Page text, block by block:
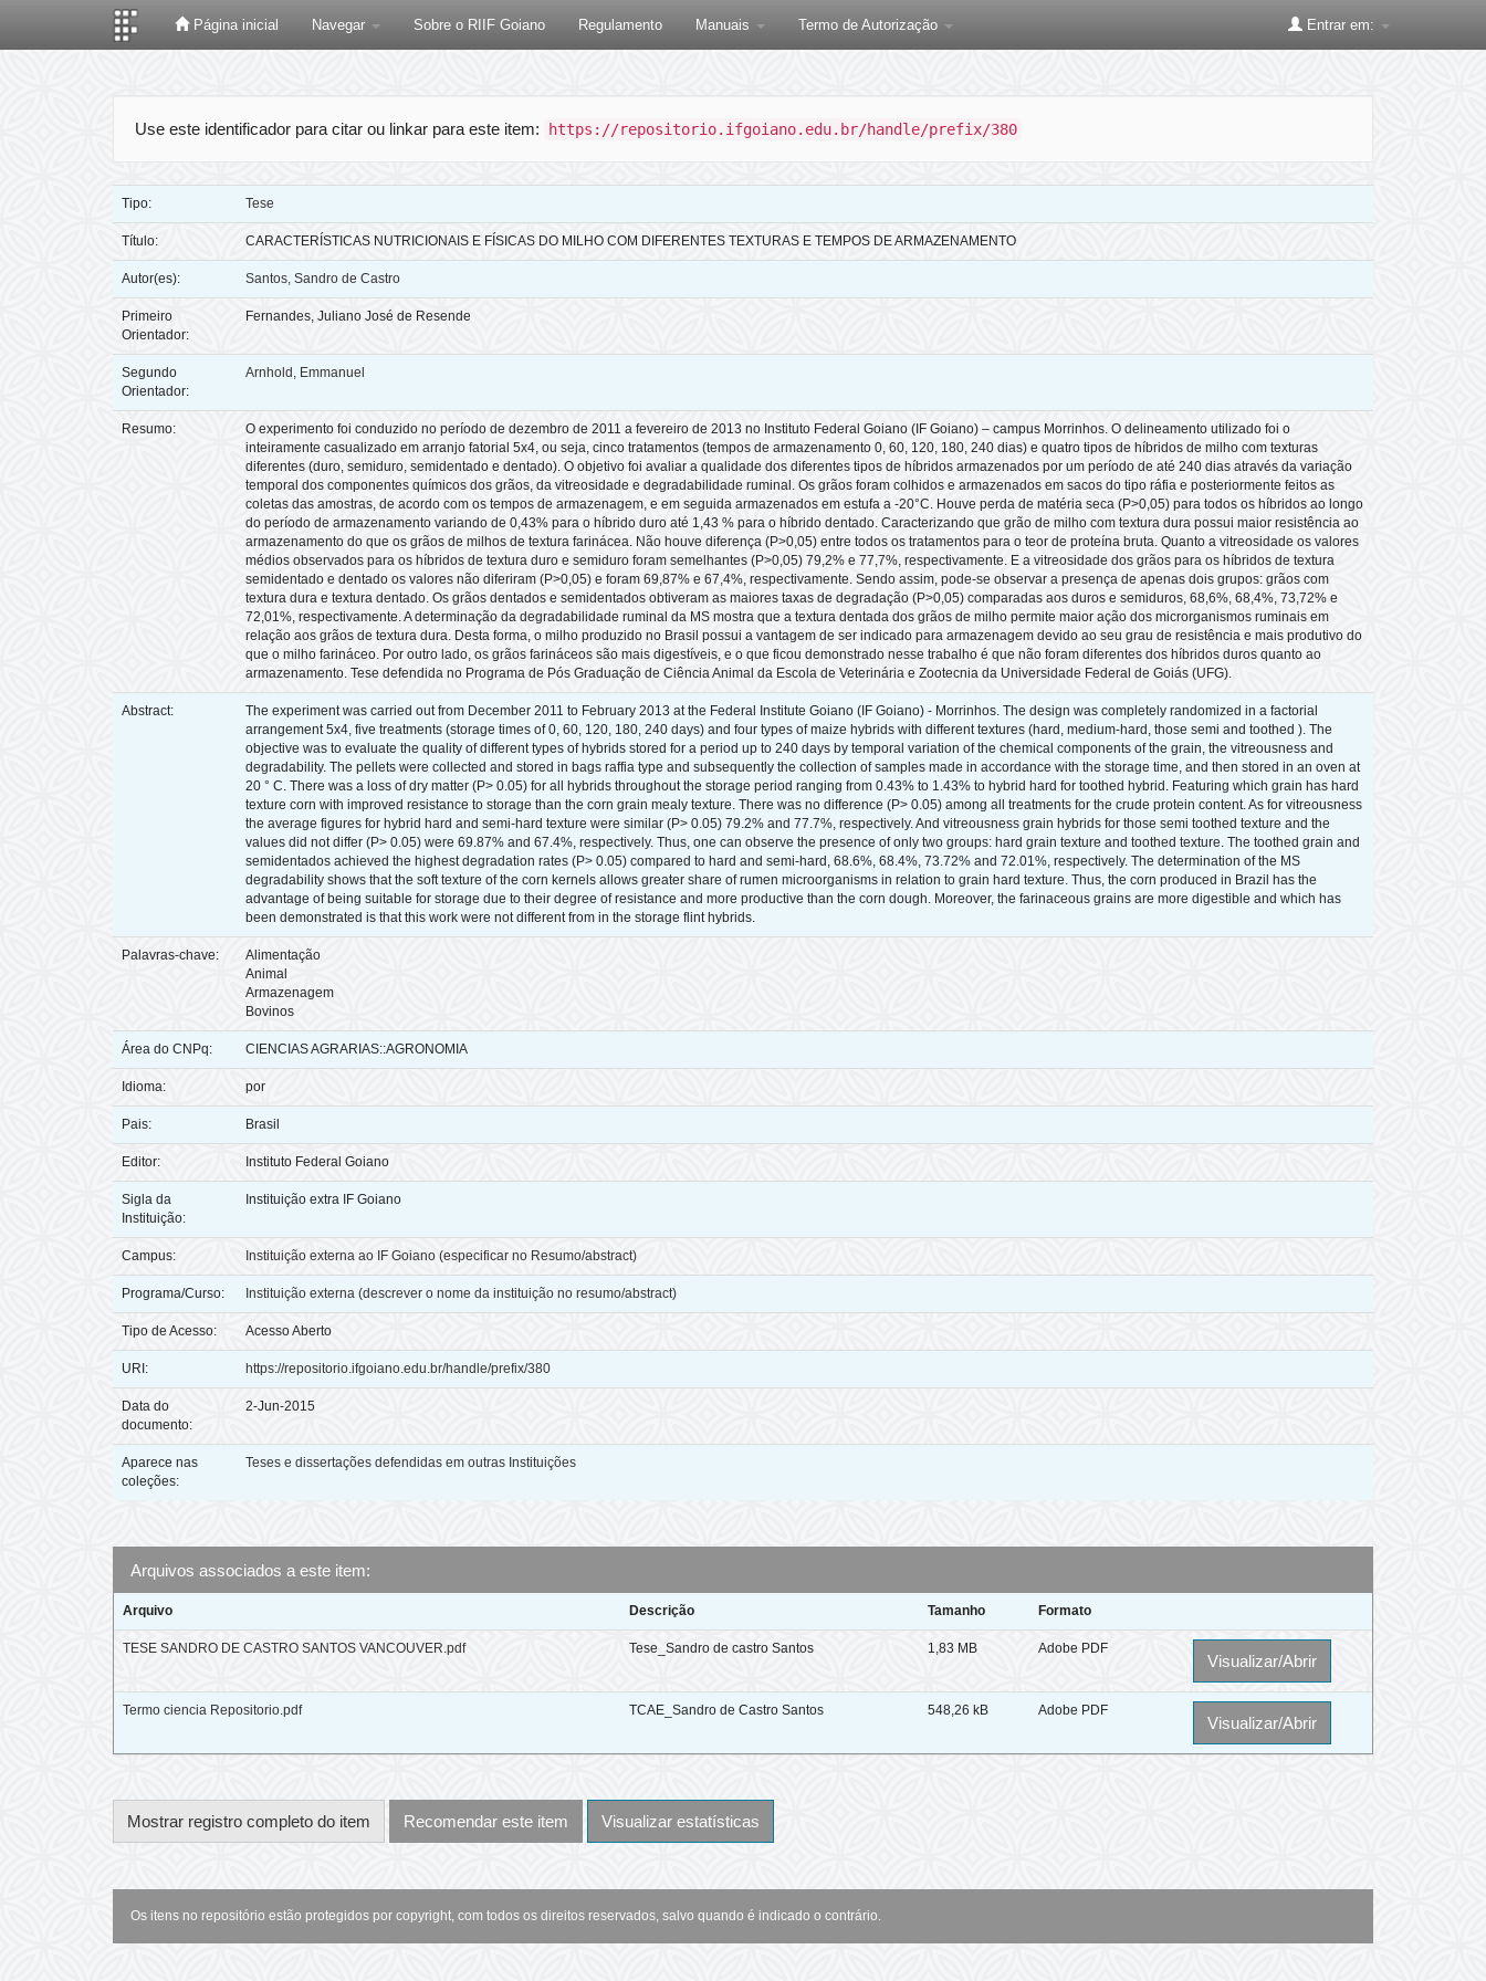
Página inicial Navegar Sobre o RIIF Goiano Regulamento Manuais Termo de Autorização Entrar em:
Use este identificador para citar ou linkar para este item: https://repositorio.ifgoiano.edu.br/handle/prefix/380
Tipo: Tese
Título: CARACTERÍSTICAS NUTRICIONAIS E FÍSICAS DO MILHO COM DIFERENTES TEXTURAS E TEMPOS DE ARMAZENAMENTO
Autor(es): Santos, Sandro de Castro
Primeiro
Orientador:
Fernandes, Juliano José de Resende
Segundo
Orientador:
Arnhold, Emmanuel
Resumo:
O experimento foi conduzido no período de dezembro de 2011 a fevereiro de 2013 no Instituto Federal Goiano (IF Goiano) – campus Morrinhos. O delineamento utilizado foi o
inteiramente casualizado em arranjo fatorial 5x4, ou seja, cinco tratamentos (tempos de armazenamento 0, 60, 120, 180, 240 dias) e quatro tipos de híbridos de milho com texturas
diferentes (duro, semiduro, semidentado e dentado). O objetivo foi avaliar a qualidade dos diferentes tipos de híbridos armazenados por um período de até 240 dias através da variação
temporal dos componentes químicos dos grãos, da vitreosidade e degradabilidade ruminal. Os grãos foram colhidos e armazenados em sacos do tipo ráfia e posteriormente feitos as
coletas das amostras, de acordo com os tempos de armazenagem, e em seguida armazenados em estufa a -20°C. Houve perda de matéria seca (P>0,05) para todos os híbridos ao longo
do período de armazenamento variando de 0,43% para o híbrido duro até 1,43 % para o híbrido dentado. Caracterizando que grão de milho com textura dura possui maior resistência ao
armazenamento do que os grãos de milhos de textura farinácea. Não houve diferença (P>0,05) entre todos os tratamentos para o teor de proteína bruta. Quanto a vitreosidade os valores
médios observados para os híbridos de textura duro e semiduro foram semelhantes (P>0,05) 79,2% e 77,7%, respectivamente. E a vitreosidade dos grãos para os híbridos de textura
semidentado e dentado os valores não diferiram (P>0,05) e foram 69,87% e 67,4%, respectivamente. Sendo assim, pode-se observar a presença de apenas dois grupos: grãos com
textura dura e textura dentado. Os grãos dentados e semidentados obtiveram as maiores taxas de degradação (P>0,05) comparadas aos duros e semiduros, 68,6%, 68,4%, 73,72% e
72,01%, respectivamente. A determinação da degradabilidade ruminal da MS mostra que a textura dentada dos grãos de milho permite maior ação dos microrganismos ruminais em
relação aos grãos de textura dura. Desta forma, o milho produzido no Brasil possui a vantagem de ser indicado para armazenagem devido ao seu grau de resistência e mais produtivo do
que o milho farináceo. Por outro lado, os grãos farináceos são mais digestíveis, e o que ficou demonstrado nesse trabalho é que não foram diferentes dos híbridos duros quanto ao
armazenamento. Tese defendida no Programa de Pós Graduação de Ciência Animal da Escola de Veterinária e Zootecnia da Universidade Federal de Goiás (UFG).
Abstract:
The experiment was carried out from December 2011 to February 2013 at the Federal Institute Goiano (IF Goiano) - Morrinhos. The design was completely randomized in a factorial
arrangement 5x4, five treatments (storage times of 0, 60, 120, 180, 240 days) and four types of maize hybrids with different textures (hard, medium-hard, those semi and toothed ). The
objective was to evaluate the quality of different types of hybrids stored for a period up to 240 days by temporal variation of the chemical components of the grain, the vitreousness and
degradability. The pellets were collected and stored in bags raffia type and subsequently the collection of samples made in accordance with the storage time, and then stored in an oven at
20 ° C. There was a loss of dry matter (P> 0.05) for all hybrids throughout the storage period ranging from 0.43% to 1.43% to hybrid hard for toothed hybrid. Featuring which grain has hard
texture corn with improved resistance to storage than the corn grain mealy texture. There was no difference (P> 0.05) among all treatments for the crude protein content. As for vitreousness
the average figures for hybrid hard and semi-hard texture were similar (P> 0.05) 79.2% and 77.7%, respectively. And vitreousness grain hybrids for those semi toothed texture and the
values did not differ (P> 0.05) were 69.87% and 67.4%, respectively. Thus, one can observe the presence of only two groups: hard grain texture and toothed texture. The toothed grain and
semidentados achieved the highest degradation rates (P> 0.05) compared to hard and semi-hard, 68.6%, 68.4%, 73.72% and 72.01%, respectively. The determination of the MS
degradability shows that the soft texture of the corn kernels allows greater share of rumen microorganisms in relation to grain hard texture. Thus, the corn produced in Brazil has the
advantage of being suitable for storage due to their degree of resistance and more productive than the corn dough. Moreover, the farinaceous grains are more digestible and which has
been demonstrated is that this work were not different from in the storage flint hybrids.
Palavras-chave:
Alimentação
Animal
Armazenagem
Bovinos
Área do CNPq: CIENCIAS AGRARIAS::AGRONOMIA
Idioma: por
Pais: Brasil
Editor: Instituto Federal Goiano
Sigla da
Instituição:
Instituição extra IF Goiano
Campus: Instituição externa ao IF Goiano (especificar no Resumo/abstract)
Programa/Curso: Instituição externa (descrever o nome da instituição no resumo/abstract)
Tipo de Acesso: Acesso Aberto
URI: https://repositorio.ifgoiano.edu.br/handle/prefix/380
Data do
documento:
2-Jun-2015
Aparece nas
coleções:
Teses e dissertações defendidas em outras Instituições
Arquivos associados a este item:
Arquivo Descrição Tamanho Formato
TESE SANDRO DE CASTRO SANTOS VANCOUVER.pdf Tese_Sandro de castro Santos 1,83 MB Adobe PDF
Visualizar/Abrir
Termo ciencia Repositorio.pdf TCAE_Sandro de Castro Santos 548,26 kB Adobe PDF
Visualizar/Abrir
Mostrar registro completo do item Recomendar este item Visualizar estatísticas
Os itens no repositório estão protegidos por copyright, com todos os direitos reservados, salvo quando é indicado o contrário.